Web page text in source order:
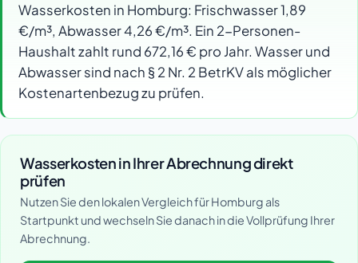
Wasserkosten in Homburg: Frischwasser 1,89
€/m³, Abwasser 4,26 €/m³. Ein 2-Personen-
Haushalt zahlt rund 672,16 € pro Jahr. Wasser und
Abwasser sind nach § 2 Nr. 2 BetrKV als möglicher
Kostenartenbezug zu prüfen.
Wasserkosten in Ihrer Abrechnung direkt
prüfen
Nutzen Sie den lokalen Vergleich für Homburg als
Startpunkt und wechseln Sie danach in die Vollprüfung Ihrer
Abrechnung.